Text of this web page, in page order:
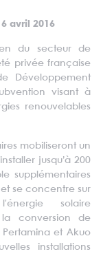
avril 2016
du secteur de
privée française
Développement
visant à
renouvelables
mobiliseront un
jusqu’à 200
supplémentaires
se concentre sur
solaire
conversion de
Pertamina et Akuo
installations